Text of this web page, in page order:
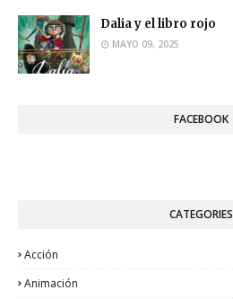
Dalia y el libro rojo
MAYO 09, 2025
FACEBOOK
CATEGORIES
Acción
Animación